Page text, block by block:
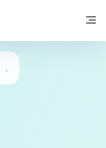
TRADE - HOMEPAGE